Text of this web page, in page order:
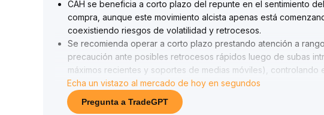
CAH se beneficia a corto plazo del repunte en el sentimiento
compra, aunque este movimiento alcista apenas está
coexistiendo riesgos de volatilidad y retrocesos.
Se recomienda operar a corto plazo prestando atención a
precaución ante posibles retrocesos rápidos luego de subas
máximos recientes y soportes de medias móviles), controlando
aplicando stops de forma flexible.
Para asignaciones de mediano a largo plazo, todavía es
sentimiento y volumen; sólo tras confirmar la tendencia se
Echa un vistazo al mercado de hoy en segundos
Pregunta a TradeGPT